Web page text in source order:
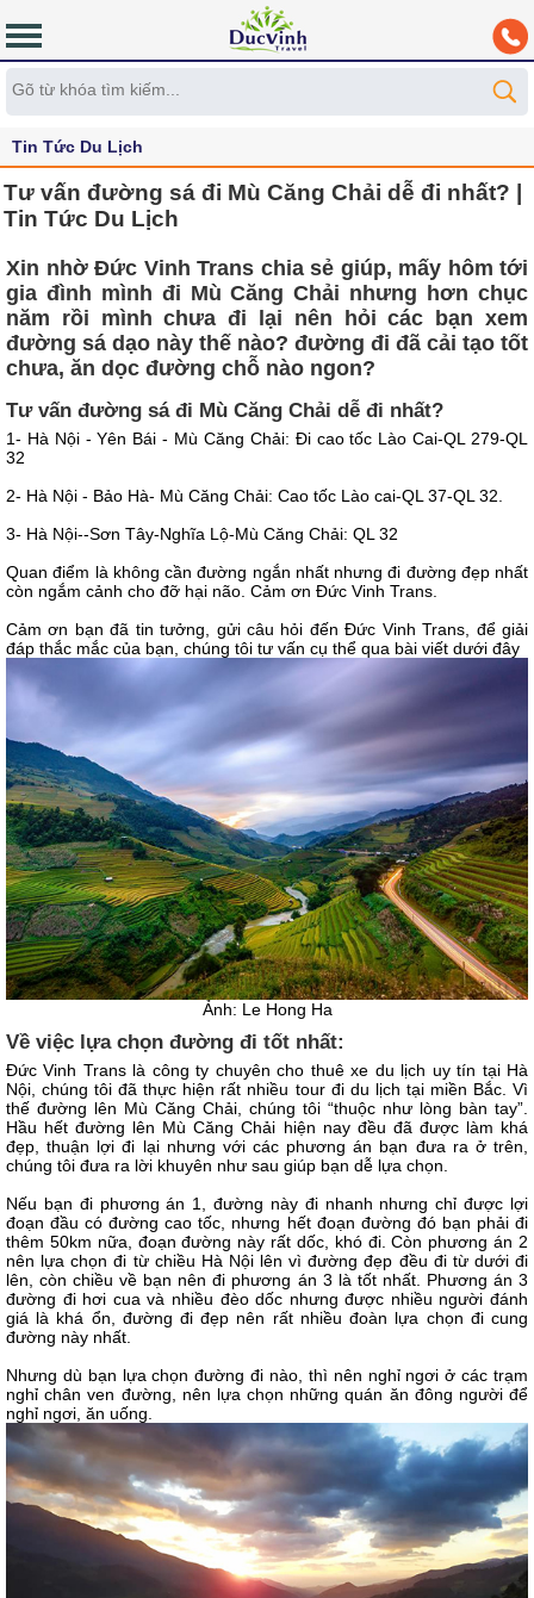
Tin Tức Du Lịch
Tư vấn đường sá đi Mù Căng Chải dễ đi nhất? |
Tin Tức Du Lịch
Xin nhờ Đức Vinh Trans chia sẻ giúp, mấy hôm tới
gia đình mình đi Mù Căng Chải nhưng hơn chục
năm rồi mình chưa đi lại nên hỏi các bạn xem
đường sá dạo này thế nào? đường đi đã cải tạo tốt
chưa, ăn dọc đường chỗ nào ngon?
Tư vấn đường sá đi Mù Căng Chải dễ đi nhất?
1- Hà Nội - Yên Bái - Mù Căng Chải: Đi cao tốc Lào Cai-QL 279-QL
32
2- Hà Nội - Bảo Hà- Mù Căng Chải: Cao tốc Lào cai-QL 37-QL 32.
3- Hà Nội--Sơn Tây-Nghĩa Lộ-Mù Căng Chải: QL 32
Quan điểm là không cần đường ngắn nhất nhưng đi đường đẹp nhất
còn ngắm cảnh cho đỡ hại não. Cảm ơn Đức Vinh Trans.
Cảm ơn bạn đã tin tưởng, gửi câu hỏi đến Đức Vinh Trans, để giải
đáp thắc mắc của bạn, chúng tôi tư vấn cụ thể qua bài viết dưới đây
Ảnh: Le Hong Ha
Về việc lựa chọn đường đi tốt nhất:
Đức Vinh Trans là công ty chuyên cho thuê xe du lịch uy tín tại Hà
Nội, chúng tôi đã thực hiện rất nhiều tour đi du lịch tại miền Bắc. Vì
thế đường lên Mù Căng Chải, chúng tôi “thuộc như lòng bàn tay”.
Hầu hết đường lên Mù Căng Chải hiện nay đều đã được làm khá
đẹp, thuận lợi đi lại nhưng với các phương án bạn đưa ra ở trên,
chúng tôi đưa ra lời khuyên như sau giúp bạn dễ lựa chọn.
Nếu bạn đi phương án 1, đường này đi nhanh nhưng chỉ được lợi
đoạn đầu có đường cao tốc, nhưng hết đoạn đường đó bạn phải đi
thêm 50km nữa, đoạn đường này rất dốc, khó đi. Còn phương án 2
nên lựa chọn đi từ chiều Hà Nội lên vì đường đẹp đều đi từ dưới đi
lên, còn chiều về bạn nên đi phương án 3 là tốt nhất. Phương án 3
đường đi hơi cua và nhiều đèo dốc nhưng được nhiều người đánh
giá là khá ổn, đường đi đẹp nên rất nhiều đoàn lựa chọn đi cung
đường này nhất.
Nhưng dù bạn lựa chọn đường đi nào, thì nên nghỉ ngơi ở các trạm
nghỉ chân ven đường, nên lựa chọn những quán ăn đông người để
nghỉ ngơi, ăn uống.